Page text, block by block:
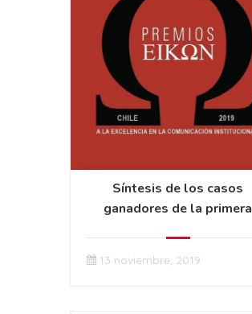
Síntesis de los casos
ganadores de la primera
13 noviembre, 2019